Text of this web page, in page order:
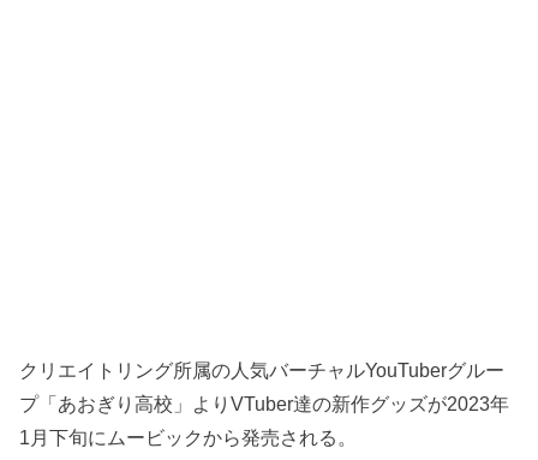
クリエイトリング所属の人気バーチャルYouTuberグルー
プ「あおぎり高校」よりVTuber達の新作グッズが2023年
1月下旬にムービックから発売される。